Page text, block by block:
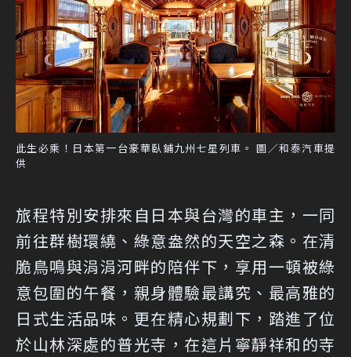
此生必乘！日本第一台豪華臥鋪九州七星列車。 圖／和泰汽車提
供
旅程特別安排來自日本與台灣的車主，一同
前往群樹環繞、綠意盎然的天空之森。在清
脆鳥鳴與涓涓河畔的陪伴下，享用一頓被綠
意包圍的午餐，親身體驗最講究、最高雅的
日式生活品味。更在精心規劃下，踏進了位
於山林深處的普光寺，在這片寧靜祥和的寺